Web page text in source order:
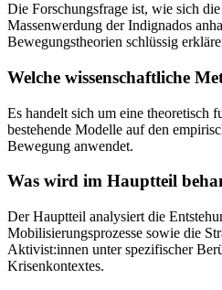
Die Forschungsfrage ist, wie sich
Massenwerdung der Indignados
Bewegungstheorien schlüssig
Welche wissenschaftliche
Es handelt sich um eine theoretisch
bestehende Modelle auf den
Bewegung anwendet.
Was wird im Hauptteil
Der Hauptteil analysiert die
Mobilisierungsprozesse sowie die
Aktivist:innen unter spezifischer
Krisenkontextes.